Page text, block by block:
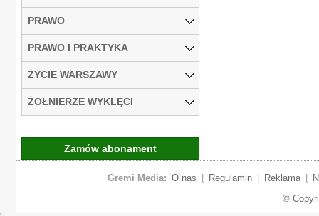
PRAWO
PRAWO I PRAKTYKA
ŻYCIE WARSZAWY
ŻOŁNIERZE WYKLĘCI
Zamów abonament
Gremi Media: O nas Regulamin Reklama
©